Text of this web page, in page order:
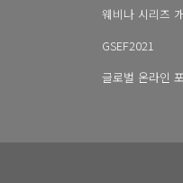
웨비나 시리즈
GSEF2021
글로벌 온라인